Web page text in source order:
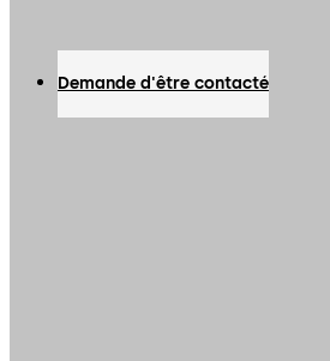
Demande d'être contacté